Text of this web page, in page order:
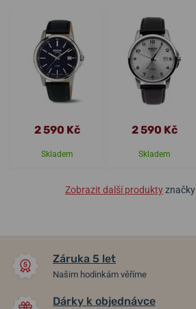
2 590 Kč
Skladem
2 590 Kč
Skladem
Zobrazit další produktyznačky
Záruka 5 let
Našim hodinkám věříme
Dárky k objednávce